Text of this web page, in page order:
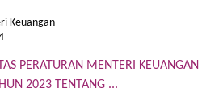
Keuangan
PERATURAN MENTERI KEUANGAN
2023 TENTANG ...